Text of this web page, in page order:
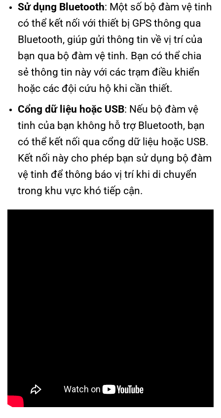
Sử dụng Bluetooth: Một số bộ đàm vệ tinh
có thể kết nối với thiết bị GPS thông qua
Bluetooth, giúp gửi thông tin về vị trí của
bạn qua bộ đàm vệ tinh. Bạn có thể chia
sẻ thông tin này với các trạm điều khiển
hoặc các đội cứu hộ khi cần thiết.
Cổng dữ liệu hoặc USB: Nếu bộ đàm vệ
tinh của bạn không hỗ trợ Bluetooth, bạn
có thể kết nối qua cổng dữ liệu hoặc USB.
Kết nối này cho phép bạn sử dụng bộ đàm
vệ tinh để thông báo vị trí khi di chuyển
trong khu vực khó tiếp cận.